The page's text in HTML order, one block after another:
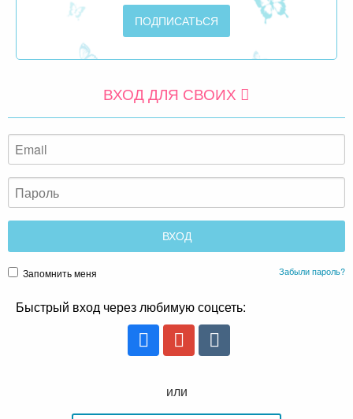
ВХОД ДЛЯ СВОИХ
Запомнить меня Забыли пароль?
Быстрый вход через любимую соцсеть:
или